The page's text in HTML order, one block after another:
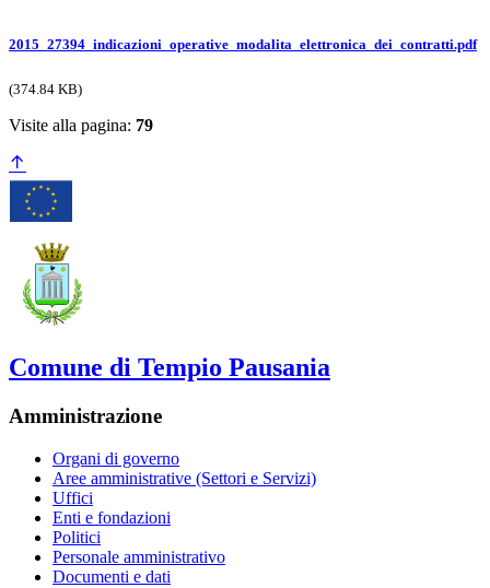
2015_27394_indicazioni_operative_modalita_elettronica_dei_contratti.pdf
(374.84 KB)
Visite alla pagina: 79
Comune di Tempio Pausania
Amministrazione
Organi di governo
Aree amministrative (Settori e Servizi)
Uffici
Enti e fondazioni
Politici
Personale amministrativo
Documenti e dati